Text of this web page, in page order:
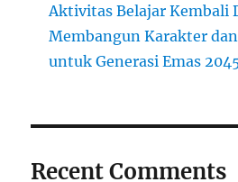
Aktivitas Belajar Kembali
Membangun Karakter
untuk Generasi Emas
Recent Comments